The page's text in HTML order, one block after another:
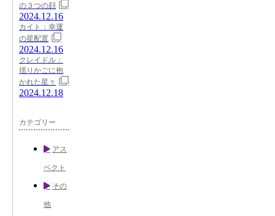
の３つの顔
2024.12.16
カイト：幸運
の星配置
2024.12.16
クレイドル：
揺りかごに抱
かれた星々
2024.12.18
カテゴリー
アス
ペクト
その
他